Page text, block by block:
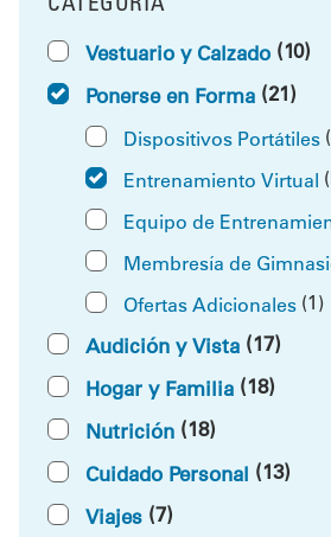
FILTRAR POR
Vestuario y Calzado (10)
Ponerse en Forma (21)
Dispositivos Portátiles
Entrenamiento Virtual
Equipo de
Membresía de
Ofertas Adicionales (1)
Audición y Vista (17)
Hogar y Familia (18)
Nutrición (18)
Cuidado Personal (13)
Viajes (7)